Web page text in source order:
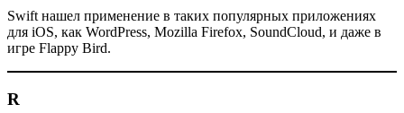
Swift нашел применение в таких популярных приложениях
для iOS, как WordPress, Mozilla Firefox, SoundCloud, и даже в
игре Flappy Bird.
R